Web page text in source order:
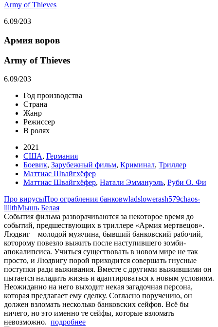
Army of Thieves
6.09/203
Армия воров
Army of Thieves
6.09/203
Год производства
Страна
Жанр
Режиссер
В ролях
2021
США, Германия
Боевик, Зарубежный фильм, Криминал, Триллер
Маттиас Швайгхёфер
Маттиас Швайгхёфер, Натали Эммануэль, Руби О. Фи
Про вирусыПро ограбления банковwladslowerash579chaos-
lilithМышь Белая
События фильма разворачиваются за некоторое время до
событий, предшествующих в триллере «Армия мертвецов».
Людвиг – молодой мужчина, бывший банковский рабочий,
которому повезло выжить после наступившего зомби-
апокалипсиса. Учиться существовать в новом мире не так
просто, и Людвигу порой приходится совершать гнусные
поступки ради выживания. Вместе с другими выжившими он
пытается наладить жизнь и адаптироваться к новым условиям.
Неожиданно на него выходит некая загадочная персона,
которая предлагает ему сделку. Согласно поручению, он
должен взломать несколько банковских сейфов. Всё бы
ничего, но это именно те сейфы, которые взломать
невозможно. подробнее